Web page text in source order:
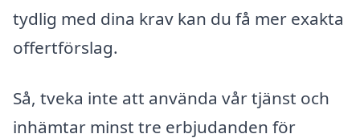
tydlig med dina krav kan du få mer exakta
offertförslag.
Så, tveka inte att använda vår tjänst och
inhämtar minst tre erbjudanden för